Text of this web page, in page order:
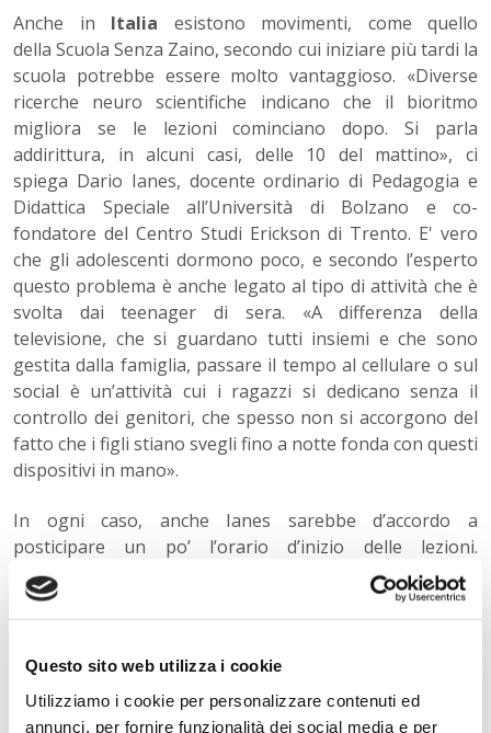
Questo sito web utilizza i cookie
Utilizziamo i cookie per personalizzare contenuti ed
annunci, per fornire funzionalità dei social media e per
Anche in Italia esistono movimenti, come quello
della Scuola Senza Zaino, secondo cui iniziare più tardi la
scuola potrebbe essere molto vantaggioso. «Diverse
ricerche neuro scientifiche indicano che il bioritmo
migliora se le lezioni cominciano dopo. Si parla
addirittura, in alcuni casi, delle 10 del mattino», ci
spiega Dario Ianes, docente ordinario di Pedagogia e
Didattica Speciale all’Università di Bolzano e co-
fondatore del Centro Studi Erickson di Trento. E' vero
che gli adolescenti dormono poco, e secondo l’esperto
questo problema è anche legato al tipo di attività che è
svolta dai teenager di sera. «A differenza della
televisione, che si guardano tutti insiemi e che sono
gestita dalla famiglia, passare il tempo al cellulare o sul
social è un’attività cui i ragazzi si dedicano senza il
controllo dei genitori, che spesso non si accorgono del
fatto che i figli stiano svegli fino a notte fonda con questi
dispositivi in mano».
In ogni caso, anche Ianes sarebbe d’accordo a
posticipare un po’ l’orario d’inizio delle lezioni.
«Sarebbe più sensato cominciare dopo e non
concentrare un numero irragionevole di materie e
attività durante la mattinata, ma “diluirle” anche nelle
giornata scolastica finisce, i ragazzi potrebbero andare
a casa ed essere davvero liberi di fare sport, di stare con